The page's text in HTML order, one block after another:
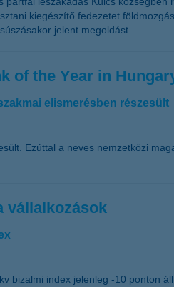
kiegészítő fedezetet
jelent megoldást.
of the Year in
elismerésben részesült
Ezúttal a neves nemzetközi
vállalkozások
bizalmi index jelenleg -10